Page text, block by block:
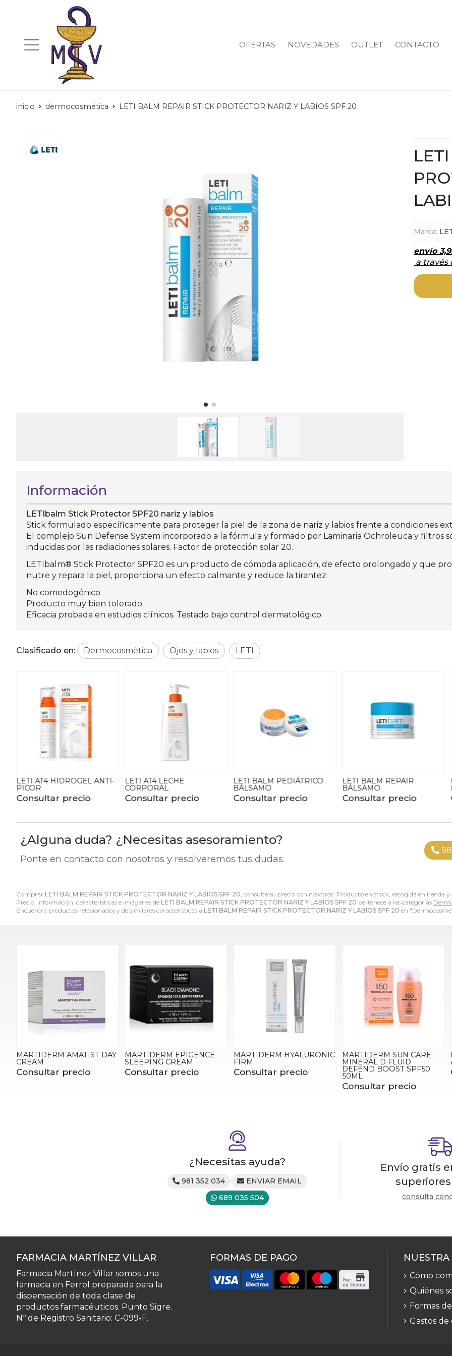
OFERTAS NOVEDADES OUTLET CONTACTO
inicio dermocosmética LETI BALM REPAIR STICK PROTECTOR NARIZ Y LABIOS SPF 20
Marca:
envío
a través
Comprar LETI BALM REPAIR STICK PROTECTOR NARIZ Y LABIOS SPF 20, consulte su precio con nosotros. Producto en stock, recogida en tienda y
Precio, información, características e imágenes de LETI BALM REPAIR STICK PROTECTOR NARIZ Y LABIOS SPF 20 pertenece a las categorías
Encuentra productos relacionados y de similares características a LETI BALM REPAIR STICK PROTECTOR NARIZ Y LABIOS SPF 20 en
Información
LETIbalm Stick Protector SPF20 nariz y labios
Stick formulado específicamente para proteger la piel de la zona de nariz y labios frente a condiciones
El complejo Sun Defense System incorporado a la fórmula y formado por Laminaria Ochroleuca y filtros
inducidas por las radiaciones solares. Factor de protección solar 20.
LETIbalm® Stick Protector SPF20 es un producto de cómoda aplicación, de efecto prolongado y que
nutre y repara la piel, proporciona un efecto calmante y reduce la tirantez.
No comedogénico.
Producto muy bien tolerado.
Eficacia probada en estudios clínicos. Testado bajo control dermatológico.
Clasificado en: Dermocosmética Ojos y labios LETI
LETI AT4 LECHE
CORPORAL
Consultar precio
LETI BALM PEDIÁTRICO
BÁLSAMO
Consultar precio
LETI BALM REPAIR
BÁLSAMO
Consultar precio
LETI BALM REPAIR
FLUIDO
Consultar precio
¿Alguna duda? ¿Necesitas asesoramiento?
Ponte en contacto con nosotros y resolveremos tus dudas.
MARTIDERM AMATIST DAY
CREAM
Consultar precio
MARTIDERM EPIGENCE
SLEEPING CREAM
Consultar precio
MARTIDERM HYALURONIC
FIRM
Consultar precio
MARTIDERM SUN CARE
MINERAL D FLUID
DEFEND BOOST SPF50
50ML
Consultar precio
¿Necesitas ayuda?
981 352 034
ENVIAR EMAIL
689 035 504
Envío gratis
superiores
consulta
FARMACIA MARTÍNEZ VILLAR
Farmacia Martínez Villar somos una
farmacia en Ferrol preparada para la
dispensación de toda clase de
productos farmacéuticos. Punto Sigre.
Nº de Registro Sanitario: C-099-F.
FORMAS DE PAGO
Cómo
Quiénes
Formas
Gastos de